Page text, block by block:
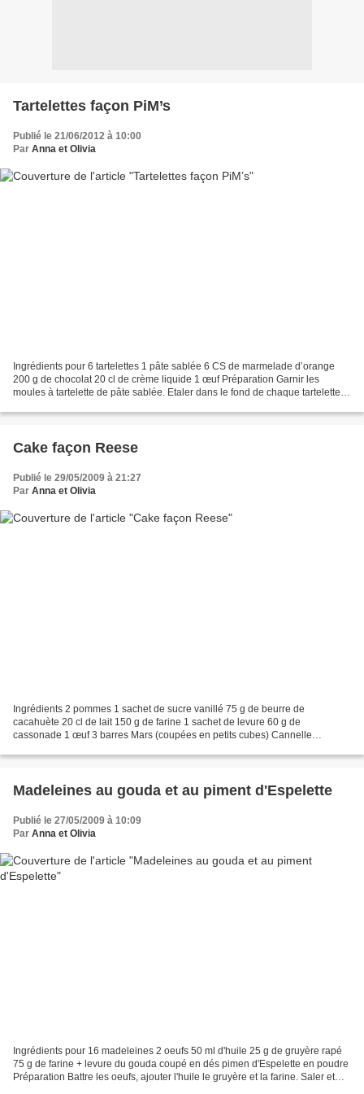
Tartelettes façon PiM’s
Publié le 21/06/2012 à 10:00
Par Anna et Olivia
Ingrédients pour 6 tartelettes 1 pâte sablée 6 CS de marmelade d’orange
200 g de chocolat 20 cl de crème liquide 1 œuf Préparation Garnir les
moules à tartelette de pâte sablée. Etaler dans le fond de chaque tartelette 1
Cake façon Reese
Publié le 29/05/2009 à 21:27
Par Anna et Olivia
Ingrédients 2 pommes 1 sachet de sucre vanillé 75 g de beurre de
cacahuète 20 cl de lait 150 g de farine 1 sachet de levure 60 g de
cassonade 1 œuf 3 barres Mars (coupées en petits cubes) Cannelle
Madeleines au gouda et au piment d'Espelette
Publié le 27/05/2009 à 10:09
Par Anna et Olivia
Ingrédients pour 16 madeleines 2 oeufs 50 ml d'huile 25 g de gruyère rapé
75 g de farine + levure du gouda coupé en dés pimen d'Espelette en poudre
Préparation Battre les oeufs, ajouter l'huile le gruyère et la farine. Saler et